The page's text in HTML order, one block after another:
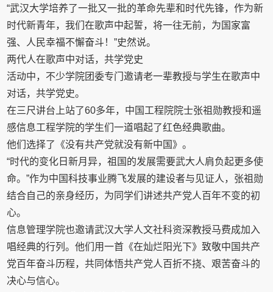
“武汉大学培养了一批又一批的革命先辈和时代先锋，作为新
时代新青年，我们在歌声中起誓，将一往无前，为国家富
强、人民幸福不懈奋斗！”史然说。
两代人在歌声中对话，共学党史
活动中，不少学院团委专门邀请老一辈教授与学生在歌声中
对话，共学党史。
在三尺讲台上站了60多年，中国工程院院士张祖勋教授和遥
感信息工程学院的学生们一道唱起了红色经典歌曲。
他们选择了《没有共产党就没有新中国》。
“时代的变化日新月异，祖国的发展需要武大人肩负起更多使
命。”作为中国科技事业腾飞发展的建设者与见证人，张祖勋
结合自己的亲身经历，为同学们讲述共产党人百年不变的初
心。
信息管理学院也邀请武汉大学人文社科资深教授马费成加入
唱经典的行列。他们用一首《在灿烂阳光下》致敬中国共产
党百年奋斗历程，共同体悟共产党人百折不挠、艰苦奋斗的
决心与信心。